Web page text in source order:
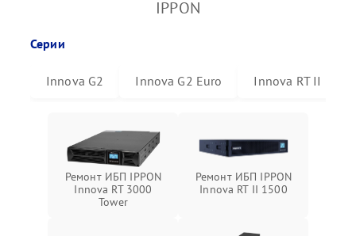
IPPON
Серии
Innova G2 Innova G2 Euro Innova RT II
Ремонт ИБП IPPON
Innova RT 3000
Tower
Ремонт ИБП IPPON
Innova RT II 1500